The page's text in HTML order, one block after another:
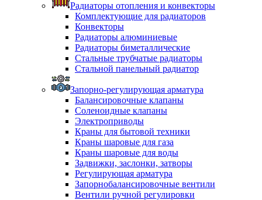
Радиаторы отопления и конвекторы
Комплектующие для радиаторов
Конвекторы
Радиаторы алюминиевые
Радиаторы биметаллические
Стальные трубчатые радиаторы
Стальной панельный радиатор
Запорно-регулирующая арматура
Балансировочные клапаны
Соленоидные клапаны
Электроприводы
Краны для бытовой техники
Краны шаровые для газа
Краны шаровые для воды
Задвижки, заслонки, затворы
Регулирующая арматура
Запорнобалансировочные вентили
Вентили ручной регулировки